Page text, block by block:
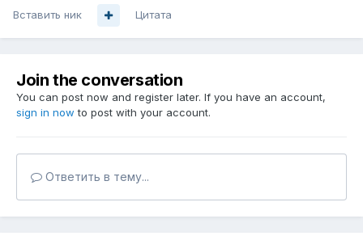
Вставить ник Цитата
Join the conversation
You can post now and register later. If you have an account,
sign in now to post with your account.
Ответить в тему...